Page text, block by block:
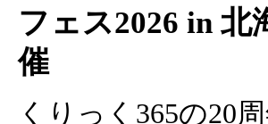
【無料申込制
フェス2026 in